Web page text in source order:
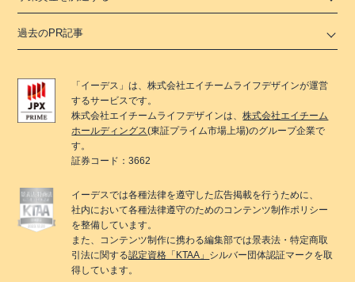
過去のPR記事
「 イーデス 」は、株式会社エイチームライフデザインが運営
するサービスです。
株式会社エイチームライフデザインは、株式会社エイチーム
ホールディングス(東証プライム市場上場)のグループ企業で
す。
証券コード：3662
イーデスでは各種法律を遵守した広告掲載を行うために、
社内において各種法律遵守のためのコンテンツ制作ポリシー
を整備しています。
また、コンテンツ制作に携わる編集部では景表法・特定商取
引法に関する認定資格「KTAA」 シルバー団体認証マークを取
得しています。